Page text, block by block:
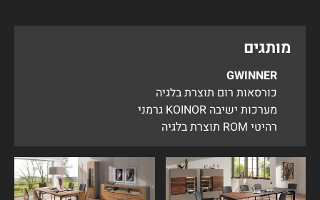
מותגים
GWINNER
כורסאות רום תוצרת בלגיה
מערכות ישיבה KOINOR גרמני
רהיטי ROM תוצרת בלגיה